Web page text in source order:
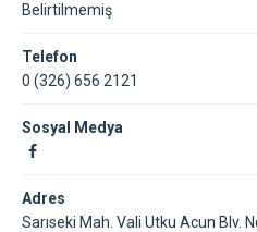
Belirtilmemiş
Telefon
0 (326) 656 2121
Sosyal Medya
Adres
Sarıseki Mah. Vali Utku Acun Blv.